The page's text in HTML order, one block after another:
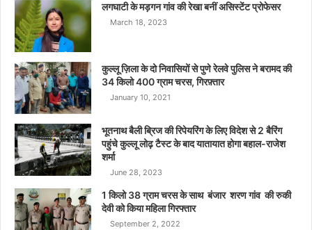
लगघाटी के मड़गन गांव की रेखा बनीं असिस्टेंट प्रोफेसर
March 18, 2023
कुल्लू ज़िला के दो निवासियों से पुणे रेलवे पुलिस ने बरामद की
34 किलो 400 ग्राम चरस, गिरफ़्तार
January 10, 2021
भूतनाथ बैली ब्रिज की रिपेयरिंग के लिए विदेश से 2 बैरिंग
पहुंचे कुल्लू लोढ़ टैस्ट के बाद यातायात होगा बहाल-राजेश
शर्मा
June 28, 2023
1 किलो 38 ग्राम चरस के साथ बंजार शरण गांव की रुकी
देवी को किया महिला गिरफ्तार
September 2, 2022